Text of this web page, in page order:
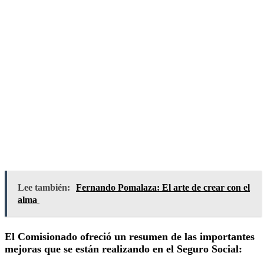
Lee también:
Fernando Pomalaza: El arte de crear con el
alma
El Comisionado ofreció un resumen de las importantes
mejoras que se están realizando en el Seguro Social: